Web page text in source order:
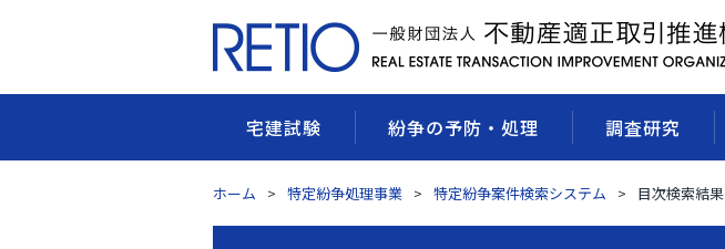
宅建試験 紛争の予防・処理 調査研究
ホーム 特定紛争処理事業 特定紛争案件検索システム 目次検索結果